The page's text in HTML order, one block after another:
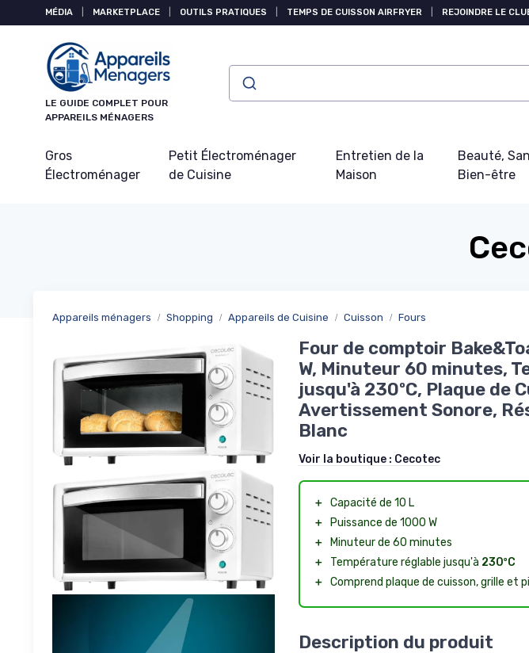
MÉDIA MARKETPLACE OUTILS PRATIQUES TEMPS DE CUISSON AIRFRYER REJOINDRE LE
LE GUIDE COMPLET POUR
APPAREILS MÉNAGERS
Gros
Électroménager
Petit Électroménager
de Cuisine
Entretien de la
Maison
Beauté,
Bien-être
Appareils ménagers Shopping Appareils de Cuisine Cuisson Fours
Four de comptoir
W, Minuteur 60 minutes,
jusqu'à 230ºC, Plaque de
Avertissement Sonore,
Blanc
Voir la boutique : Cecotec
＋ Capacité de 10 L
＋
Puissance de 1000 W
＋
Minuteur de 60 minutes
＋
Température réglable jusqu'à 230ºC
＋ Comprend plaque de cuisson, grille et
Description du produit
Panneau de gestion des cookies